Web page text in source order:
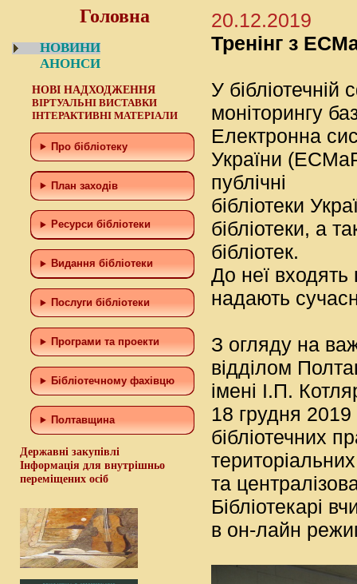
Головна
НОВИНИ
АНОНСИ
НОВІ НАДХОДЖЕННЯ
ВІРТУАЛЬНІ ВИСТАВКИ
ІНТЕРАКТИВНІ МАТЕРІАЛИ
Про бібліотеку
План заходів
Ресурси бібліотеки
Видання бібліотеки
Послуги бібліотеки
Програми та проекти
Бiблiотечному фахiвцю
Полтавщина
Державні закупівлі
Інформація для внутрішньо
переміщених осіб
20.12.2019
Тренінг з
У
моніторингу
Електронна
України
публічні
бібліотеки
бібліотеки, а
бібліотек.
До неї входять
надають
З огляду на
відділом
імені І.П.
18 грудня
бібліотечних
та
Бібліотекарі
в он-лайн